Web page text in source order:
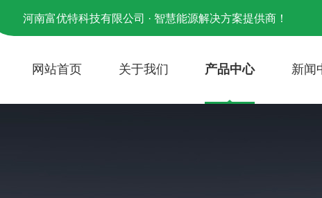
河南富优特科技有限公司 · 智慧能源解决方案提供商！
网站首页 关于我们 产品中心 新闻